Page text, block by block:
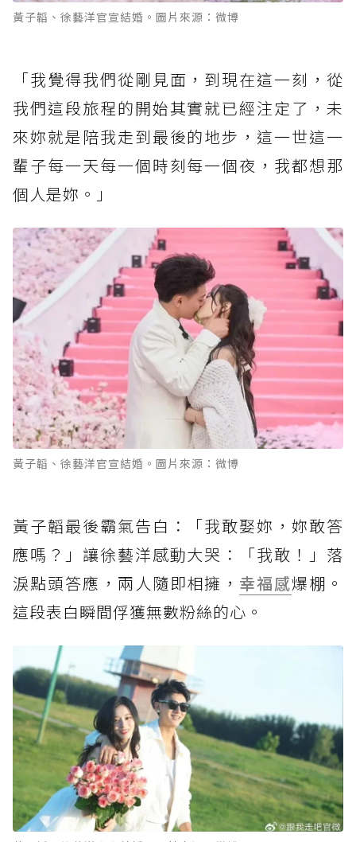
黃子韜、徐藝洋官宣結婚。圖片來源：微博
「我覺得我們從剛見面，到現在這一刻，從
我們這段旅程的開始其實就已經注定了，未
來妳就是陪我走到最後的地步，這一世這一
輩子每一天每一個時刻每一個夜，我都想那
個人是妳。」
黃子韜、徐藝洋官宣結婚。圖片來源：微博
黃子韜最後霸氣告白：「我敢娶妳，妳敢答
應嗎？」讓徐藝洋感動大哭：「我敢！」落
淚點頭答應，兩人隨即相擁， 幸福感爆棚。
這段表白瞬間俘獲無數粉絲的心。